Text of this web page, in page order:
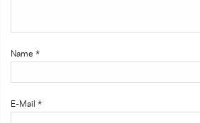
Name *
E-Mail *